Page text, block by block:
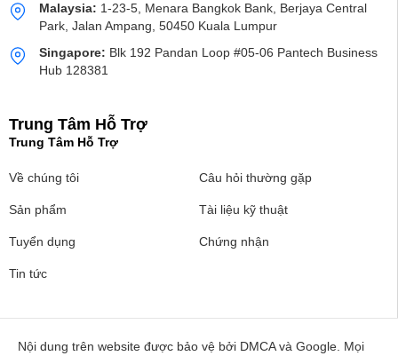
Malaysia: 1-23-5, Menara Bangkok Bank, Berjaya Central
Park, Jalan Ampang, 50450 Kuala Lumpur
Singapore: Blk 192 Pandan Loop #05-06 Pantech Business
Hub 128381
Trung Tâm Hỗ Trợ
Trung Tâm Hỗ Trợ
Về chúng tôi
Sản phẩm
Tuyển dụng
Tin tức
Câu hỏi thường gặp
Tài liệu kỹ thuật
Chứng nhận
Nội dung trên website được bảo vệ bởi DMCA và Google. Mọi